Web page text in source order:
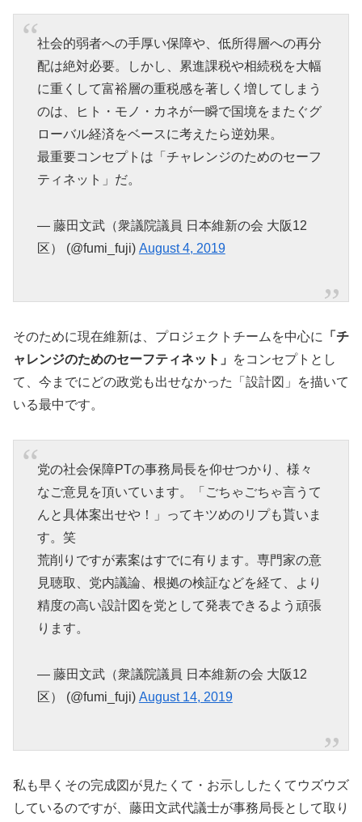
社会的弱者への手厚い保障や、低所得層への再分
配は絶対必要。しかし、累進課税や相続税を大幅
に重くして富裕層の重税感を著しく増してしまう
のは、ヒト・モノ・カネが一瞬で国境をまたぐグ
ローバル経済をベースに考えたら逆効果。
最重要コンセプトは「チャレンジのためのセーフ
ティネット」だ。
— 藤田文武（衆議院議員 日本維新の会 大阪12
区） (@fumi_fuji) August 4, 2019
そのために現在維新は、プロジェクトチームを中心に
「チ
ャレンジのためのセーフティネット」
をコンセプトとし
て、今までにどの政党も出せなかった「設計図」を描いて
いる最中です。
党の社会保障PTの事務局長を仰せつかり、様々
なご意見を頂いています。「ごちゃごちゃ言うて
んと具体案出せや！」ってキツめのリプも貰いま
す。笑
荒削りですが素案はすでに有ります。専門家の意
見聴取、党内議論、根拠の検証などを経て、より
精度の高い設計図を党として発表できるよう頑張
ります。
— 藤田文武（衆議院議員 日本維新の会 大阪12
区） (@fumi_fuji) August 14, 2019
私も早くその完成図が見たくて・お示ししたくてウズウズ
しているのですが、藤田文武代議士が事務局長として取り